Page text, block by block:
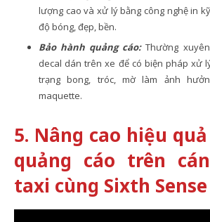
lượng cao và xử lý bằng công nghệ in
độ bóng, đẹp, bền.
Bảo hành quảng cáo:Thường
decal dán trên xe để có biện pháp xử
trạng bong, tróc, mờ làm ảnh
maquette.
5. Nâng cao hiệu
quảng cáo trên
taxi cùng Sixth